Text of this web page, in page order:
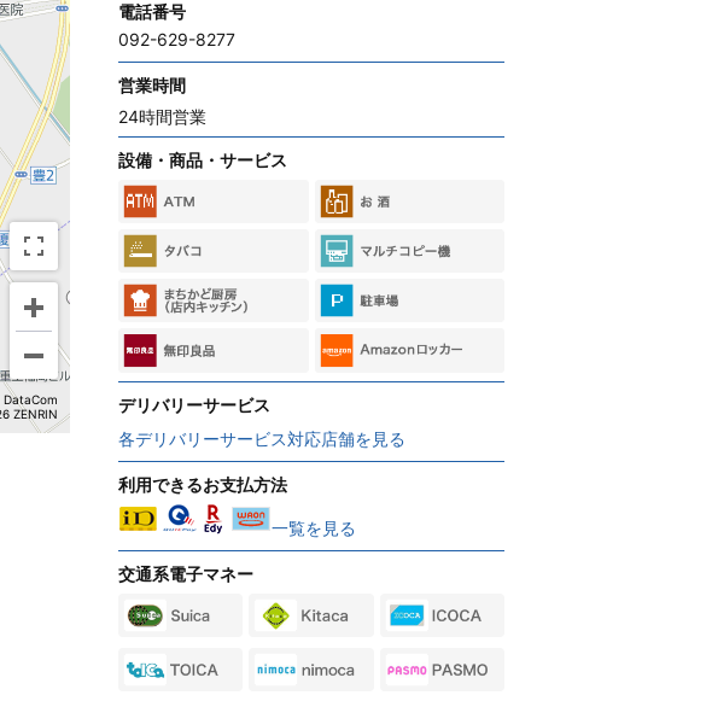
ZENRIN
電話番号
092-629-8277
営業時間
24時間営業
設備・商品・サービス
デリバリーサービス
各デリバリーサービス対応店舗を見る
利用できるお支払方法
一覧を見る
交通系電子マネー